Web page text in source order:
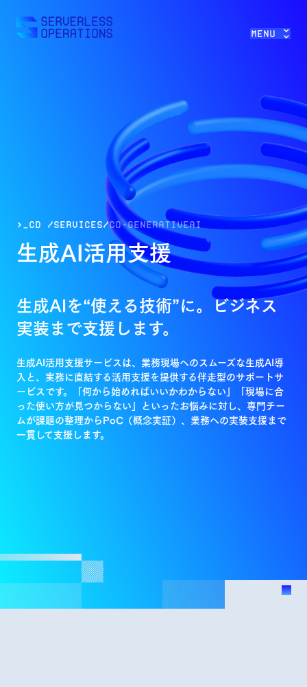
Menu >>
>_cd /services/co-generativeai
生成AI活用支援
生成AIを“使える技術”に。ビジネス
実装まで支援します。
生成AI活用支援サービスは、業務現場へのスムーズな生成AI導
入と、実務に直結する活用支援を提供する伴走型のサポートサ
ービスです。「何から始めればいいかわからない」「現場に合
った使い方が見つからない」といったお悩みに対し、専門チー
ムが課題の整理からPoC（概念実証）、業務への実装支援まで
一貫して支援します。